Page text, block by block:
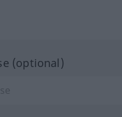
(optional)